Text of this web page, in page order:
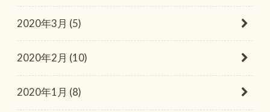
2020年3月 (5)
2020年2月 (10)
2020年1月 (8)